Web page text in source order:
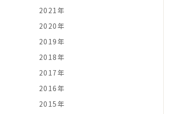
2021年
2020年
2019年
2018年
2017年
2016年
2015年